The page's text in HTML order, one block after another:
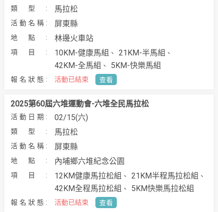
馬拉松
屏東縣
林邊火車站
10KM-健康馬組
21KM-半馬組
42KM-全馬組
5KM-快樂馬組
活動已結束 查看
02/15(六)
馬拉松
屏東縣
2025第60屆六堆運動會-六堆全民馬拉松
內埔鄉六堆紀念公園
12KM健康馬拉松組
21KM半程馬拉松組
42KM全程馬拉松組
5KM快樂馬拉松組
活動已結束 查看